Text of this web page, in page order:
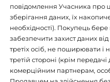
повідомлення Учасника про
зберігання даних, їх
необхідності). Покупець
забезпечити захист даних
третіх осіб, не поширювати і
третій стороні (крім
комерційним партнерам,